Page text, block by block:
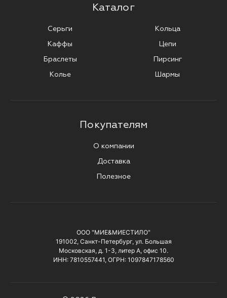
Каталог
Серьги
Каффы
Браслеты
Колье
Кольца
Цепи
Пирсинг
Шармы
Покупателям
О компании
Доставка
Полезное
ООО "МИЕ&МИЕСТИЛО"
191002, Санкт-Петербург, ул. Большая
Московская, д. 1-3, литер А, офис 10.
ИНН: 7810557441, ОГРН: 1097847178560